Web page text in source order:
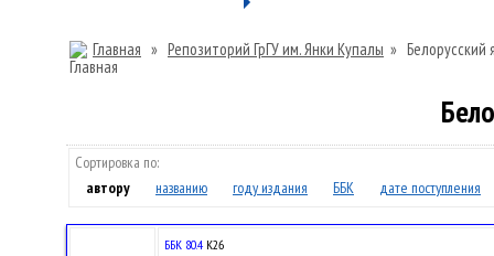
Главная » Репозиторий ГрГУ им. Янки Купалы » Белорусский
Сортировка по:
автору
названию году издания ББК дате поступления
ББК 80.4 К26